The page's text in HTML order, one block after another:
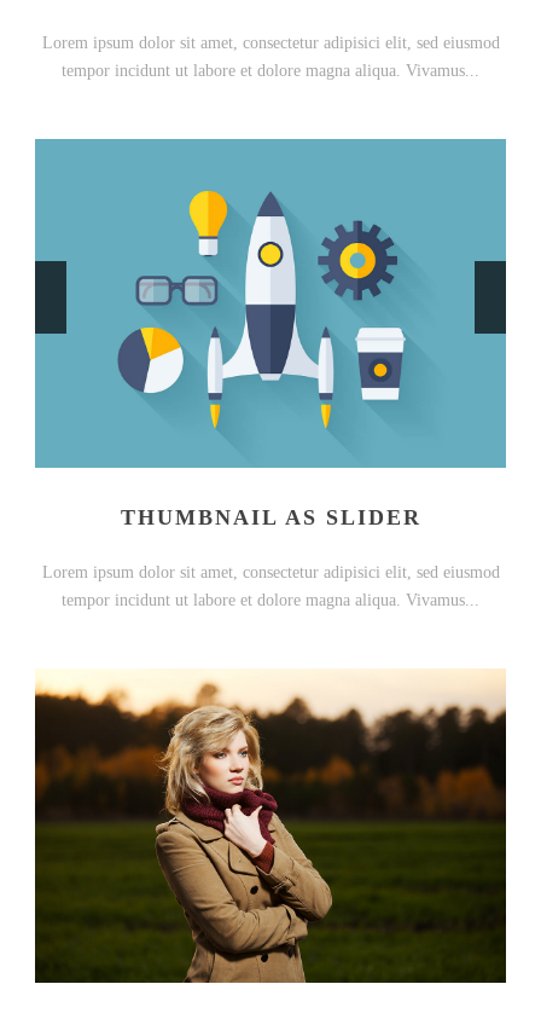
Lorem ipsum dolor sit amet, consectetur adipisici elit, sed eiusmod
tempor incidunt ut labore et dolore magna aliqua. Vivamus...
THUMBNAIL AS SLIDER
Lorem ipsum dolor sit amet, consectetur adipisici elit, sed eiusmod
tempor incidunt ut labore et dolore magna aliqua. Vivamus...